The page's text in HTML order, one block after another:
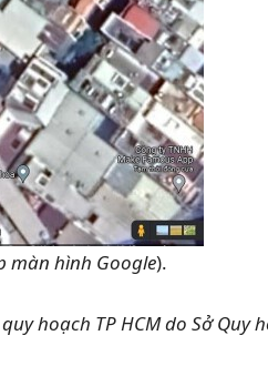
màn hình Google).
hoạch TP HCM do Sở Quy